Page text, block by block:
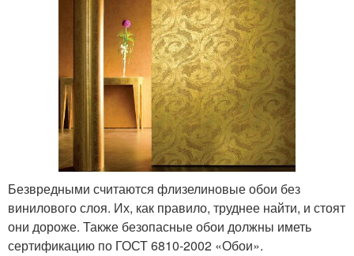
Безвредными считаются флизелиновые обои без
винилового слоя. Их, как правило, труднее найти, и стоят
они дороже. Также безопасные обои должны иметь
сертификацию по ГОСТ 6810-2002 «Обои».